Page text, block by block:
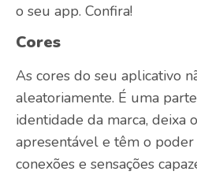
o seu app. Confira!
Cores
As cores do seu aplicativo
aleatoriamente. É uma
identidade da marca, deixa
apresentável e têm o
conexões e sensações